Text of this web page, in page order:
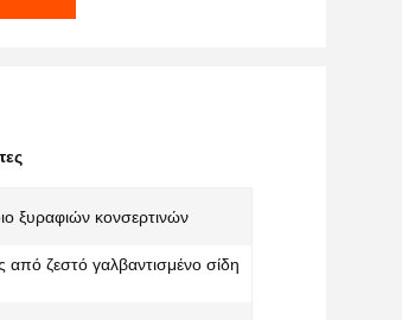
ξυραφιών κονσερτινών
από ζεστό γαλβαντισμένο σίδη